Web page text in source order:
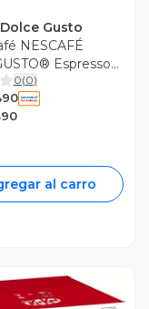
Gusto
NESCAFÉ
Espresso
Cápsulas
0(0)
al carro